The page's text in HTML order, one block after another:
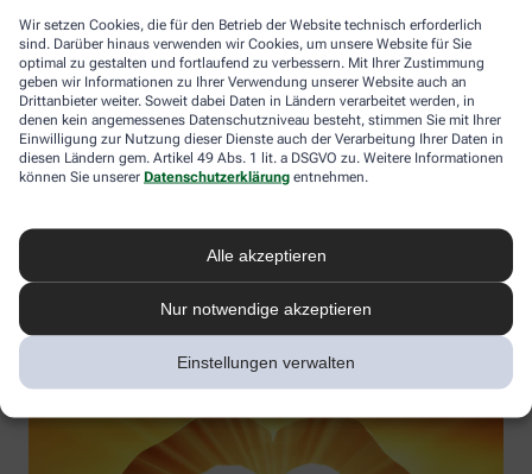
Wir setzen Cookies, die für den Betrieb der Website technisch erforderlich
sind. Darüber hinaus verwenden wir Cookies, um unsere Website für Sie
optimal zu gestalten und fortlaufend zu verbessern. Mit Ihrer Zustimmung
geben wir Informationen zu Ihrer Verwendung unserer Website auch an
Drittanbieter weiter. Soweit dabei Daten in Ländern verarbeitet werden, in
denen kein angemessenes Datenschutzniveau besteht, stimmen Sie mit Ihrer
Einwilligung zur Nutzung dieser Dienste auch der Verarbeitung Ihrer Daten in
diesen Ländern gem. Artikel 49 Abs. 1 lit. a DSGVO zu. Weitere Informationen
können Sie unserer Datenschutzerklärung entnehmen.
Alle akzeptieren
Nur notwendige akzeptieren
Einstellungen verwalten
Vitamin D – Möglichkeiten in der Prävention und
Therapieergänzung
Gesundheitswirkung verstehen und Vitamin-D-Mangel aktiv
vorbeugen